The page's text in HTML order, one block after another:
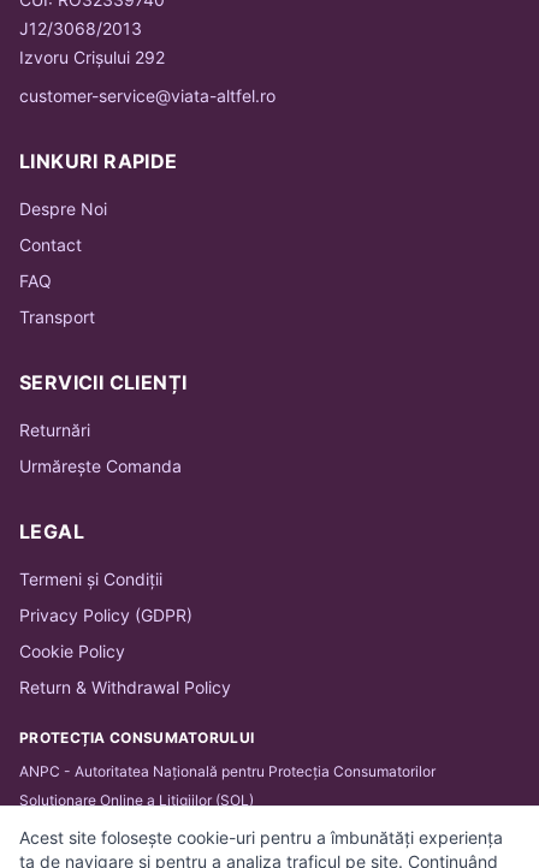
J12/3068/2013
Izvoru Crișului 292
customer-service@viata-altfel.ro
LINKURI RAPIDE
Despre Noi
Contact
FAQ
Transport
SERVICII CLIENȚI
Returnări
Urmărește Comanda
LEGAL
Termeni și Condiții
Privacy Policy (GDPR)
Cookie Policy
Return & Withdrawal Policy
PROTECȚIA CONSUMATORULUI
ANPC - Autoritatea Națională pentru Protecția Consumatorilor
Soluționare Online a Litigiilor (SOL)
Acest site folosește cookie-uri pentru a îmbunătăți experiența
ta de navigare și pentru a analiza traficul pe site. Continuând